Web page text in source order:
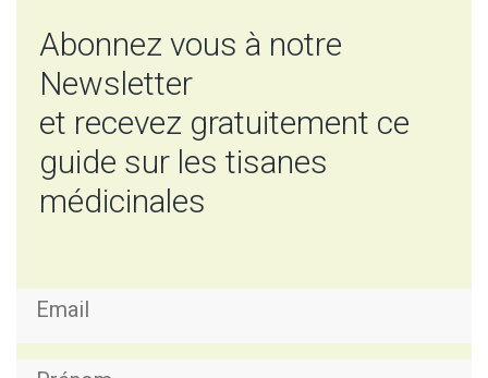
Abonnez vous à notre
Newsletter
et recevez gratuitement ce
guide sur les tisanes
médicinales